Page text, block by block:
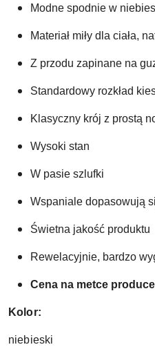
Modne spodnie w
Materiał miły dla ciała,
Z przodu zapinane na
Standardowy rozkład
Klasyczny krój z prostą
Wysoki stan
W pasie szlufki
Wspaniale dopasowują
Świetna jakość produktu
Rewelacyjnie, bardzo
Cena na metce
Kolor:
niebieski